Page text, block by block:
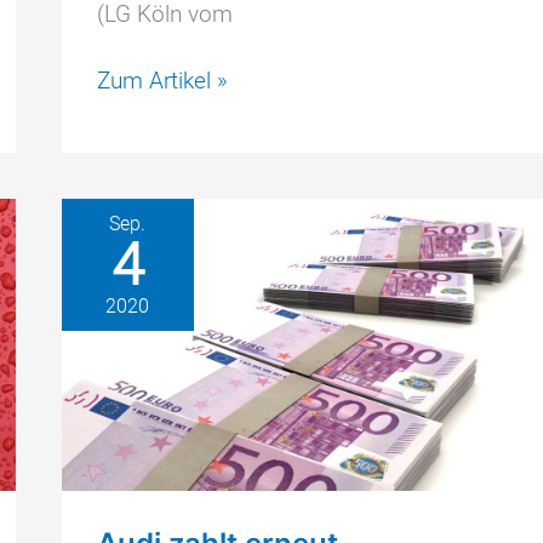
(LG Köln vom
69.000+
Porsche
Macan
Fahrer
Zum Artikel »
Sep.
4
2020